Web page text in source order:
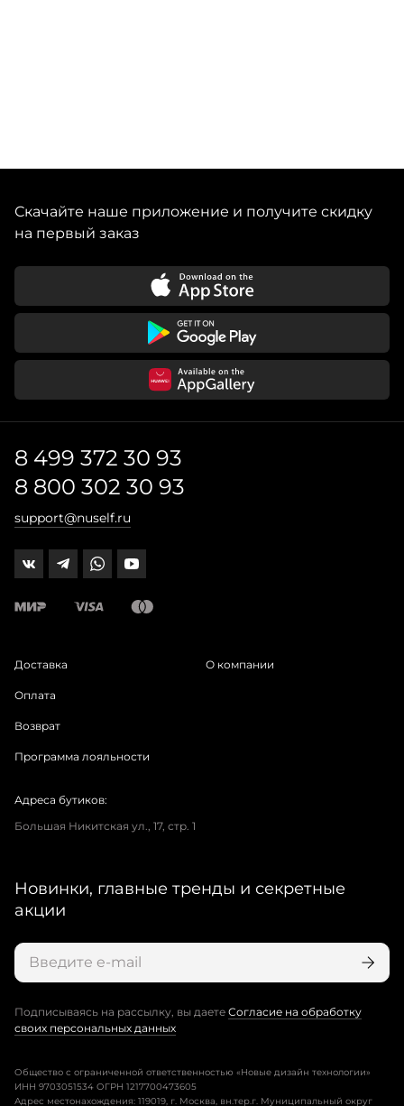
Скачайте наше приложение и получите скидку
на первый заказ
8 499 372 30 93
8 800 302 30 93
support@nuself.ru
Доставка
Оплата
Возврат
Программа лояльности
О компании
Адреса бутиков:
Большая Никитская ул., 17, стр. 1
Новинки, главные тренды и секретные
акции
Подписываясь на рассылку, вы даете Согласие на обработку
своих персональных данных
Общество с ограниченной ответственностью «Новые дизайн технологии»
ИНН 9703051534 ОГРН 1217700473605
Адрес местонахождения: 119019, г. Москва, вн.тер.г. Муниципальный округ